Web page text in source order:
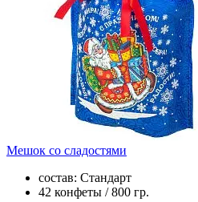
Мешок со сладостями
состав: Стандарт
42 конфеты / 800 гр.